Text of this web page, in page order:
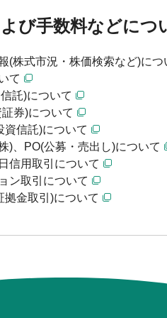
び手数料などにつ
(株式市況・株価検索など)につ
て
託)について
券)について
資信託)について
)、PO(公募・売出し)について
信用取引について
ン取引について
拠金取引)について